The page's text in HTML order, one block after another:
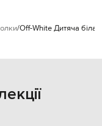
Off-White Дитяча біла